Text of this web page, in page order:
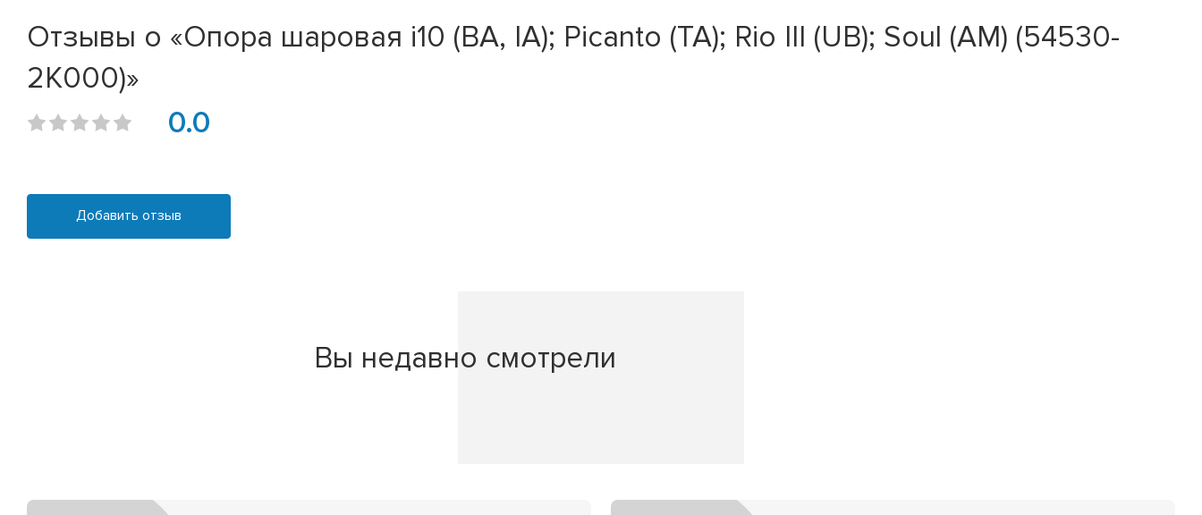
Отзывы о «Опора шаровая i10 (BA, IA); Picanto (TA); Rio III (UB); Soul (AM) (54530-
2K000)»
0.0
Добавить отзыв
Вы недавно смотрели